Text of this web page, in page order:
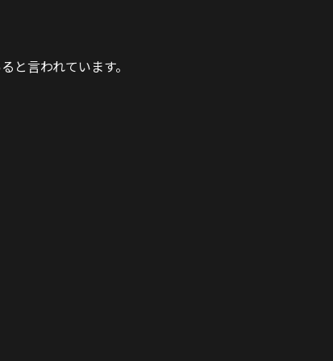
と言われています。